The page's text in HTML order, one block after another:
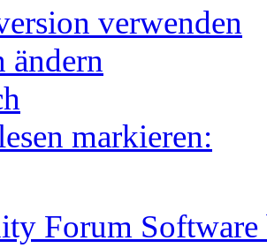
verwenden
ändern
markieren:
Forum Software